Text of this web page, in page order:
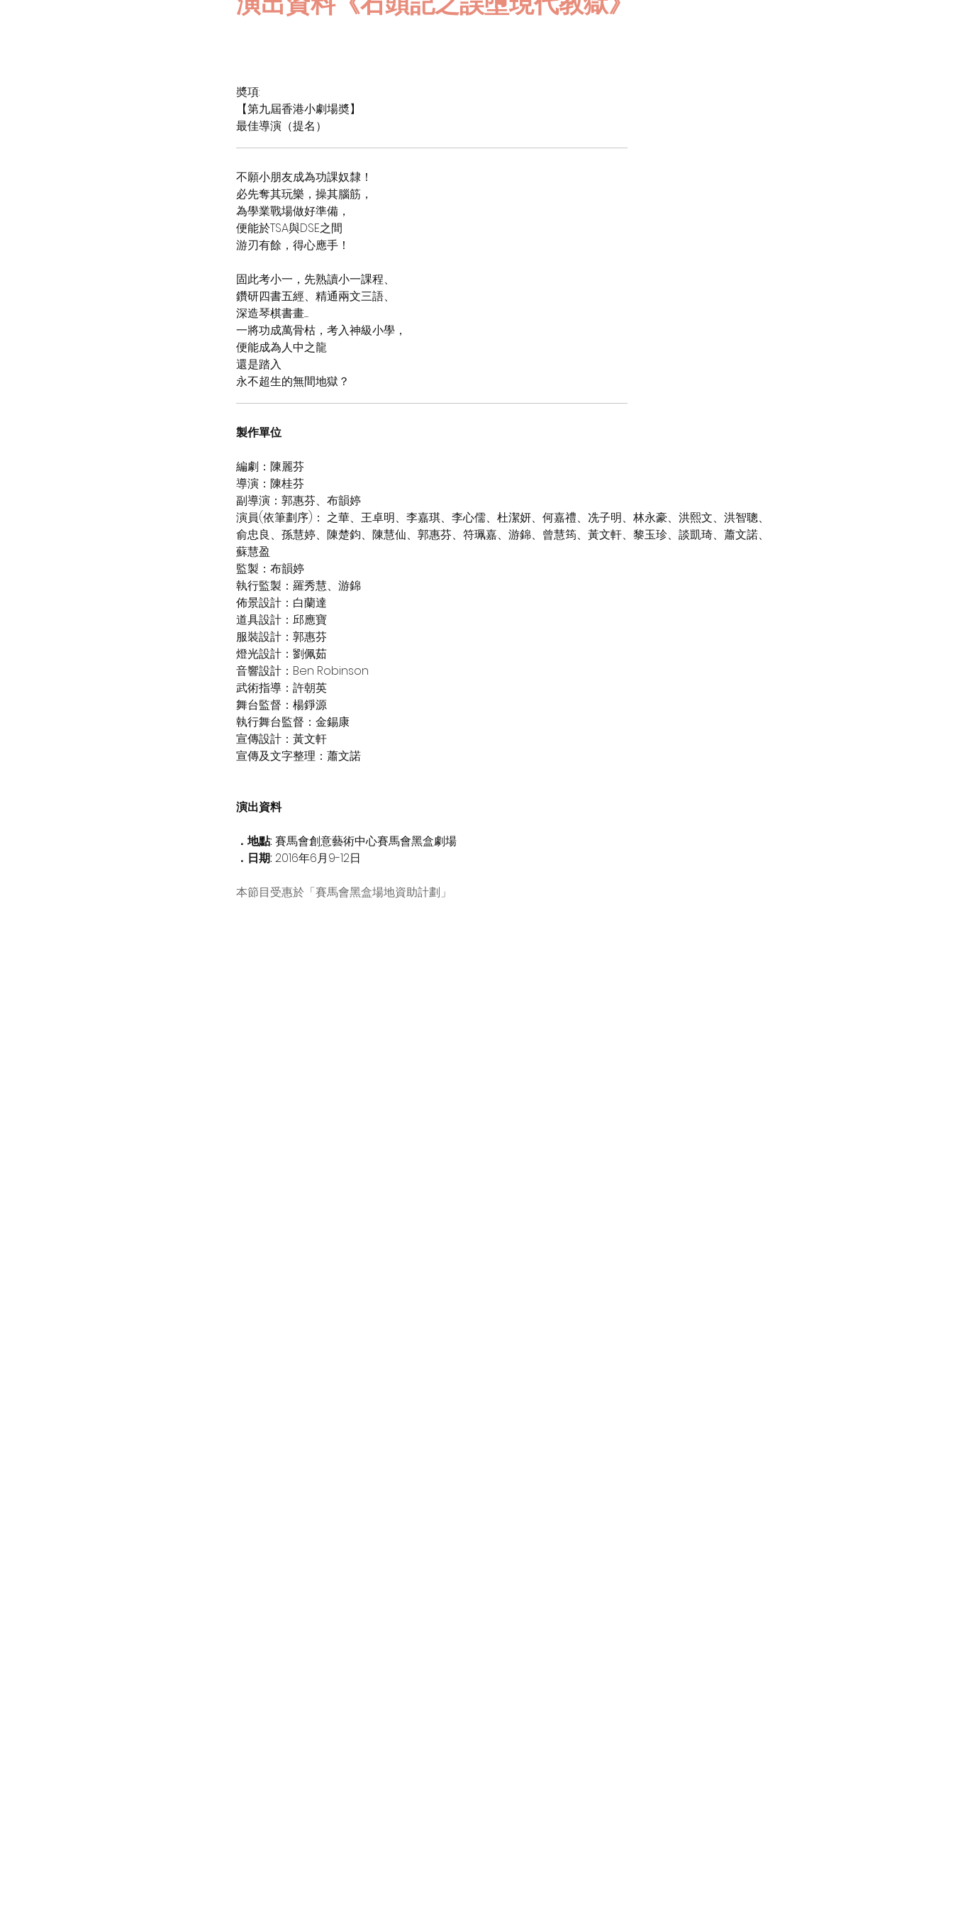
奬項:
【第九屆香港小劇場奬】
最佳導演（提名）
不願小朋友成為功課奴隸！
必先奪其玩樂，操其腦筋，
為學業戰場做好準備，
便能於TSA與DSE之間
游刃有餘，得心應手！
固此考小一，先熟讀小一課程、
鑽研四書五經、精通兩文三語、
深造琴棋書畫......
一將功成萬骨枯，考入神級小學，
便能成為人中之龍
還是踏入
永不超生的無間地獄？
製作單位
編劇：陳麗芬
導演：陳桂芬
副導演：郭惠芬、布韻婷
演員(依筆劃序)： 之華、王卓明、李嘉琪、李心儒、杜潔妍、何嘉禮、冼子明、林永豪、洪熙文、洪智聰、
俞忠良、孫慧婷、陳楚鈞、陳慧仙、郭惠芬、符珮嘉、游錦、曾慧筠、黃文軒、黎玉珍、談凱琦、蕭文諾、
蘇慧盈
監製：布韻婷
執行監製：羅秀慧、游錦
佈景設計：白蘭達
道具設計：邱應寶
服裝設計：郭惠芬
燈光設計：劉佩茹
音響設計：Ben Robinson
武術指導：許朝英
舞台監督：楊錚源
執行舞台監督：金錫康
宣傳設計：黃文軒
宣傳及文字整理：蕭文諾
演出資料
．地點:賽馬會創意藝術中心賽馬會黑盒劇場
．日期:2016年6月9-12日
本節目受惠於「賽馬會黑盒場地資助計劃」